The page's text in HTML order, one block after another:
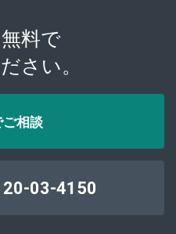
料で
さい。
相談
03-4150